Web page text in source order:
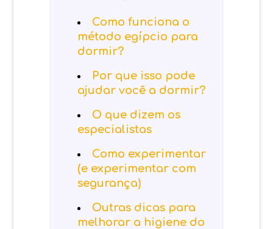
Como funciona o
método egípcio para
dormir?
Por que isso pode
ajudar você a dormir?
O que dizem os
especialistas
Como experimentar
(e experimentar com
segurança)
Outras dicas para
melhorar a higiene do